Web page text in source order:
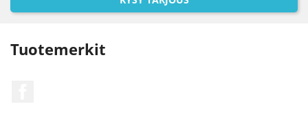
Tuotemerkit